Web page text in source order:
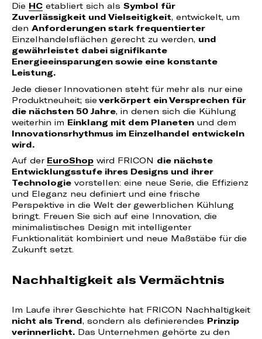
Die HCetabliert sich als Symbol für
Zuverlässigkeit und Vielseitigkeit, entwickelt, um
den Anforderungen stark frequentierter
Einzelhandelsflächen gerecht zu werden, und
gewährleistet dabei signifikante
Energieeinsparungen sowie eine konstante
Leistung.
Jede dieser Innovationen steht für mehr als nur eine
Produktneuheit; sie verkörpert ein Versprechen für
die nächsten 50 Jahre, in denen sich die Kühlung
weiterhin im Einklang mit dem Planetenund dem
Innovationsrhythmus im Einzelhandel entwickeln
wird.
Auf der EuroShopwird FRICON die nächste
Entwicklungsstufe ihres Designs und ihrer
Technologievorstellen: eine neue Serie, die Effizienz
und Eleganz neu definiert und eine frische
Perspektive in die Welt der gewerblichen Kühlung
bringt. Freuen Sie sich auf eine Innovation, die
minimalistisches Design mit intelligenter
Funktionalität kombiniert und neue Maßstäbe für die
Zukunft setzt.
Nachhaltigkeit als Vermächtnis
Im Laufe ihrer Geschichte hat FRICON Nachhaltigkeit
nicht als Trend, sondern als definierendes Prinzip
verinnerlicht.Das Unternehmen gehörte zu den